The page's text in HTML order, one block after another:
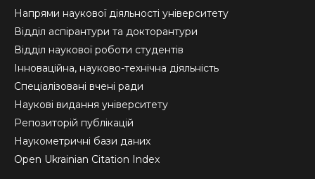
Напрями наукової діяльності університету
Відділ аспірантури та докторантури
Відділ наукової роботи студентів
Інноваційна, науково-технічна діяльність
Спеціалізовані вчені ради
Наукові видання університету
Репозиторій публікацій
Наукометричні бази даних
Open Ukrainian Citation Index